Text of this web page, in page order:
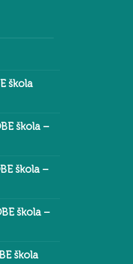
škola
škola –
škola –
škola –
škola